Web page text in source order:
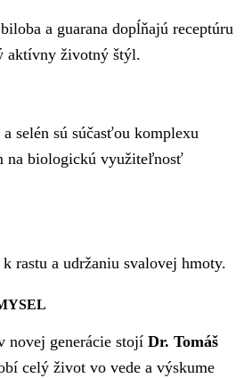
a guarana dopĺňajú receptúru
aktívny životný štýl.
selén sú súčasťou komplexu
na biologickú využiteľnosť
rastu a udržaniu svalovej hmoty.
novej generácie stojí Dr. Tomáš
celý život vo vede a výskume